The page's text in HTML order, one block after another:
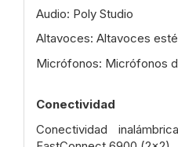
Audio: Poly Studio
Altavoces: Altavoces
Micrófonos: Micrófonos
Conectividad
Conectividad